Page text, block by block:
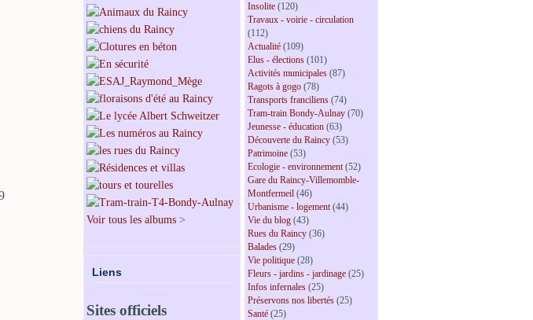
Voir tous les albums >
Liens
Sites officiels
Insolite (120)
Travaux - voirie - circulation
(112)
Actualité (109)
Elus - élections (101)
Activités municipales (87)
Ragots à gogo (78)
Transports franciliens (74)
Tram-train Bondy-Aulnay (70)
Jeunesse - éducation (63)
Découverte du Raincy (53)
Patrimoine (53)
Ecologie - environnement(52)
Gare du Raincy-Villemomble-
Montfermeil (46)
Urbanisme - logement(44)
Vie du blog (43)
Rues du Raincy (36)
Balades (29)
Vie politique (28)
Fleurs - jardins - jardinage (25)
Infos infernales (25)
Préservons nos libertés (25)
Santé (25)